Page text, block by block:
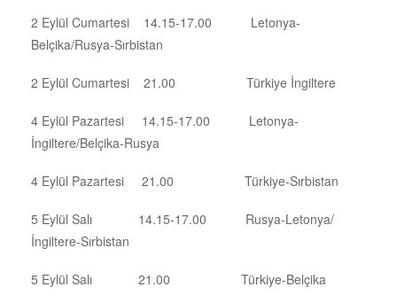
2 Eylül Cumartesi 14.15-17.00 Letonya-
Belçika/Rusya-Sırbistan
2 Eylül Cumartesi 21.00 Türkiye İngiltere
4 Eylül Pazartesi 14.15-17.00 Letonya-
İngiltere/Belçika-Rusya
4 Eylül Pazartesi 21.00 Türkiye-Sırbistan
5 Eylül Salı 14.15-17.00 Rusya-Letonya/
İngiltere-Sırbistan
5 Eylül Salı 21.00 Türkiye-Belçika